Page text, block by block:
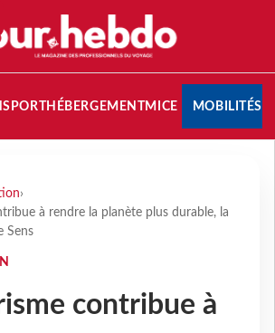
HÉBERGEMENTMICE MOBILITÉS
›
à rendre la planète plus durable, la
Sens
contribue à